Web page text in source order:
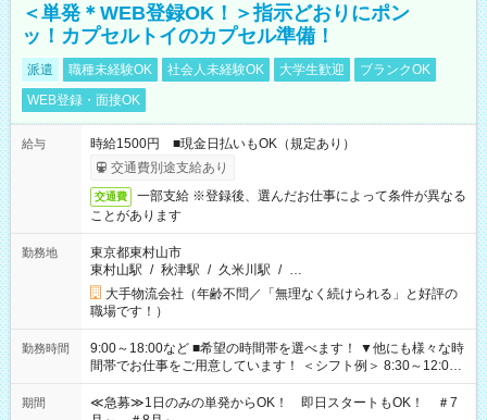
＜単発＊WEB登録OK！＞指示どおりにポン
ッ！カプセルトイのカプセル準備！
派遣 職種未経験OK 社会人未経験OK 大学生歓迎
ブランクOK
WEB登録・面接OK
給与
時給1500円 ■現金日払いもOK（規定あり）
交通費別途支給あり
交通費
一部支給 ※登録後、選んだお仕事によって条件が異なる
ことがあります
勤務地
東京都東村山市
東村山駅 / 秋津駅 / 久米川駅 / …
大手物流会社（年齢不問／「無理なく続けられる」と好評の
職場です！）
勤務時間
9:00～18:00など ■希望の時間帯を選べます！ ▼他にも様々な時
間帯でお仕事をご用意しています！ ＜シフト例＞ 8:30～12:00
17:00～22:00 13:00～22:00 22:00～翌6:00 など
期間
≪急募≫1日のみの単発からOK！ 即日スタートもOK！ ＃7